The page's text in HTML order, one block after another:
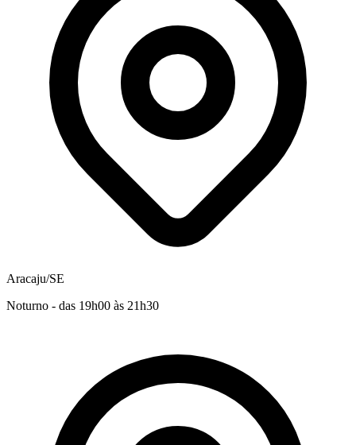
Aracaju/SE
Noturno - das 19h00 às 21h30